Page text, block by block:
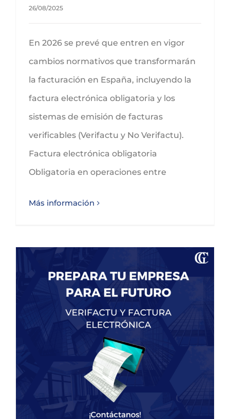
26/08/2025
En 2026 se prevé que entren en vigor
cambios normativos que transformarán
la facturación en España, incluyendo la
factura electrónica obligatoria y los
sistemas de emisión de facturas
verificables (Verifactu y No Verifactu).
Factura electrónica obligatoria
Obligatoria en operaciones entre
Más información